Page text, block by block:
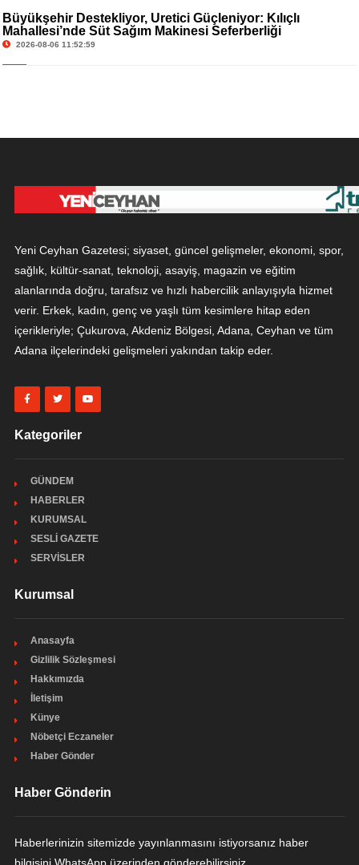
Büyükşehir Destekliyor, Üretici Güçleniyor: Kılıçlı
Mahallesi’nde Süt Sağım Makinesi Seferberliği
2026-08-06 11:52:59
Yeni Ceyhan Gazetesi; siyaset, güncel gelişmeler, ekonomi, spor,
sağlık, kültür-sanat, teknoloji, asayiş, magazin ve eğitim
alanlarında doğru, tarafsız ve hızlı habercilik anlayışıyla hizmet
verir. Erkek, kadın, genç ve yaşlı tüm kesimlere hitap eden
içerikleriyle; Çukurova, Akdeniz Bölgesi, Adana, Ceyhan ve tüm
Adana ilçelerindeki gelişmeleri yakından takip eder.
Kategoriler
GÜNDEM
HABERLER
KURUMSAL
SESLİ GAZETE
SERVİSLER
Kurumsal
Anasayfa
Gizlilik Sözleşmesi
Hakkımızda
İletişim
Künye
Nöbetçi Eczaneler
Haber Gönder
Haber Gönderin
Haberlerinizin sitemizde yayınlanmasını istiyorsanız haber